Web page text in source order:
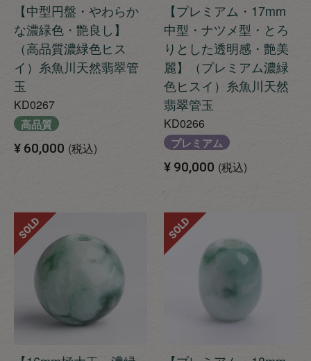
【中型円盤・やわらか
な濃緑色・艶良し】
（高品質濃緑色ヒス
イ）糸魚川天然翡翠管
玉
KD0267
高品質
¥ 60,000 税込
【プレミアム・17mm
中型・ナツメ型・とろ
りとした透明感・艶美
麗】（プレミアム濃緑
色ヒスイ）糸魚川天然
翡翠管玉
KD0266
プレミアム
¥ 90,000 税込
SOLD SOLD